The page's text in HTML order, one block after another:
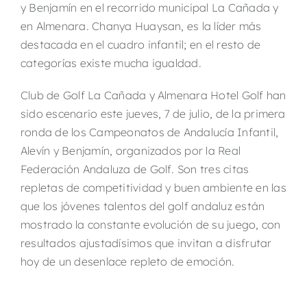
y Benjamín en el recorrido municipal La Cañada y
en Almenara. Chanya Huaysan, es la líder más
destacada en el cuadro infantil; en el resto de
categorías existe mucha igualdad.
Club de Golf La Cañada y Almenara Hotel Golf han
sido escenario este jueves, 7 de julio, de la primera
ronda de los Campeonatos de Andalucía Infantil,
Alevín y Benjamín, organizados por la Real
Federación Andaluza de Golf. Son tres citas
repletas de competitividad y buen ambiente en las
que los jóvenes talentos del golf andaluz están
mostrado la constante evolución de su juego, con
resultados ajustadísimos que invitan a disfrutar
hoy de un desenlace repleto de emoción.